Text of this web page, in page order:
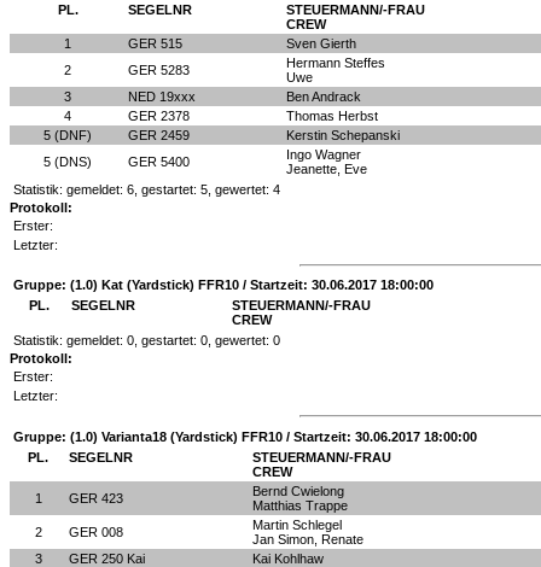
PL.
SEGELNR
STEUERMANN/-FRAU
CREW
1
GER 515
Sven Gierth
2
GER 5283
Hermann Steffes
Uwe
3
NED 19xxx
Ben Andrack
4
GER 2378
Thomas Herbst
5 (DNF)
GER 2459
Kerstin Schepanski
5 (DNS)
GER 5400
Ingo Wagner
Jeanette, Eve
Statistik: gemeldet: 6, gestartet: 5, gewertet: 4
Protokoll:
Erster:
Letzter:
Gruppe: (1.0) Kat (Yardstick) FFR10 / Startzeit: 30.06.2017 18:00:00
PL.
SEGELNR
STEUERMANN/-FRAU
CREW
Statistik: gemeldet: 0, gestartet: 0, gewertet: 0
Protokoll:
Erster:
Letzter:
Gruppe: (1.0) Varianta18 (Yardstick) FFR10 / Startzeit: 30.06.2017 18:00:00
PL.
SEGELNR
STEUERMANN/-FRAU
CREW
1
GER 423
Bernd Cwielong
Matthias Trappe
2
GER 008
Martin Schlegel
Jan Simon, Renate
3
GER 250 Kai
Kai Kohlhaw